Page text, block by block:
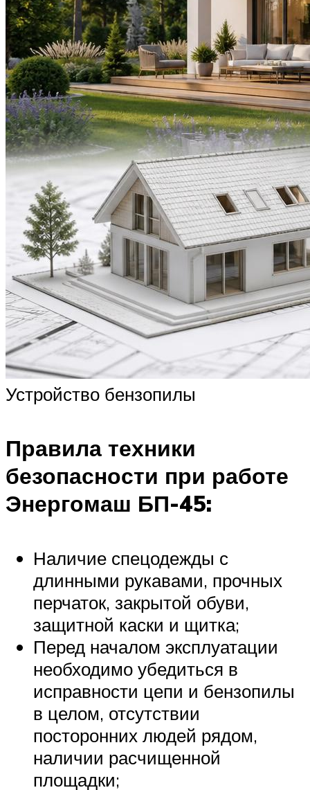
Устройство бензопилы
Правила техники
безопасности при работе
Энергомаш БП-45:
Наличие спецодежды с
длинными рукавами, прочных
перчаток, закрытой обуви,
защитной каски и щитка;
Перед началом эксплуатации
необходимо убедиться в
исправности цепи и бензопилы
в целом, отсутствии
посторонних людей рядом,
наличии расчищенной
площадки;